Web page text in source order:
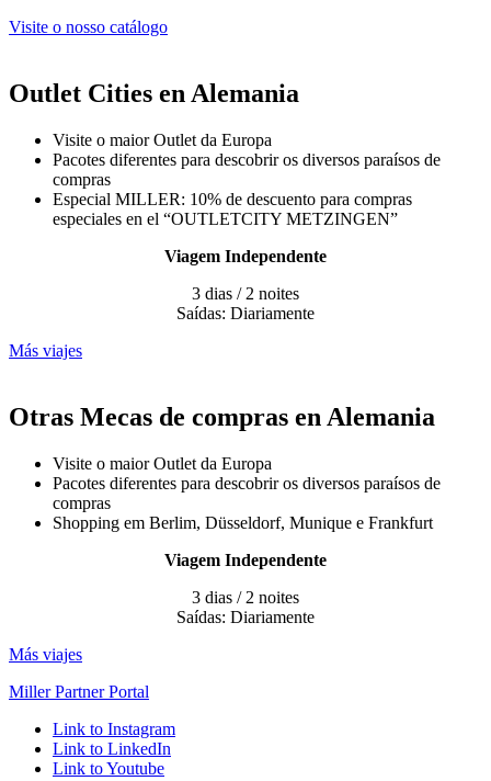
Visite o nosso catálogo
Outlet Cities en Alemania
Visite o maior Outlet da Europa
Pacotes diferentes para descobrir os diversos paraísos de
compras
Especial MILLER: 10% de descuento para compras
especiales en el “OUTLETCITY METZINGEN”
Viagem Independente
3 dias / 2 noites
Saídas: Diariamente
Más viajes
Otras Mecas de compras en Alemania
Visite o maior Outlet da Europa
Pacotes diferentes para descobrir os diversos paraísos de
compras
Shopping em Berlim, Düsseldorf, Munique e Frankfurt
Viagem Independente
3 dias / 2 noites
Saídas: Diariamente
Más viajes
Miller Partner Portal
Link to Instagram
Link to LinkedIn
Link to Youtube